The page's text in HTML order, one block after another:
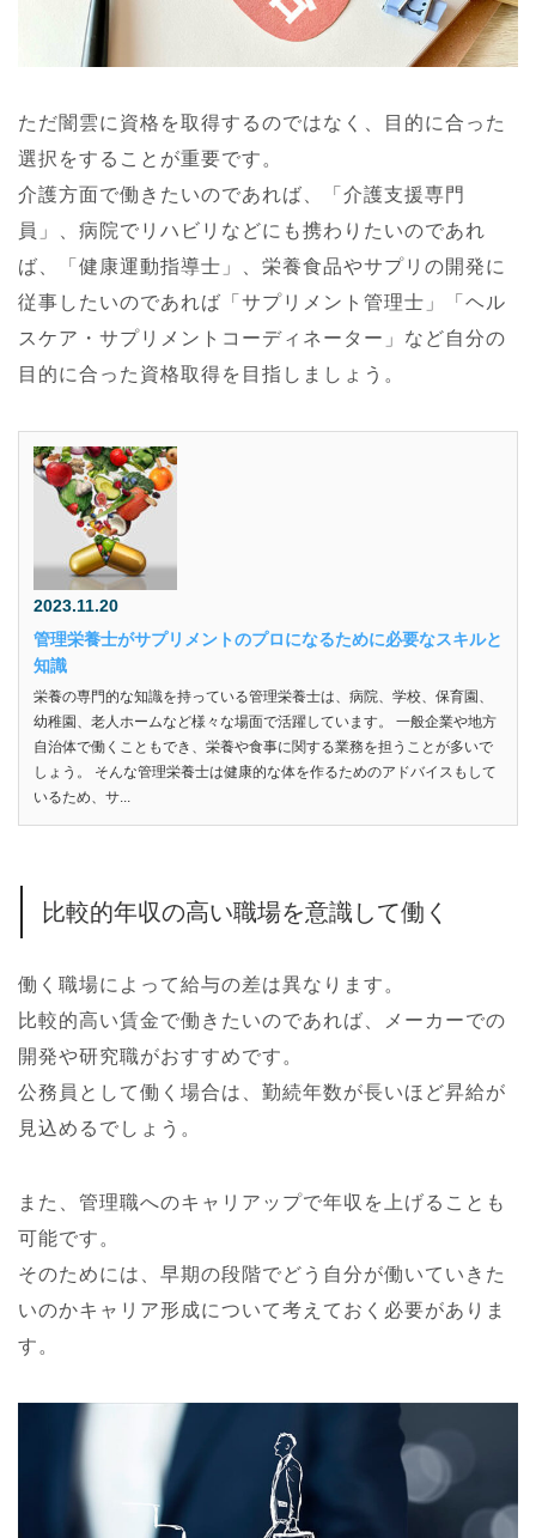
ただ闇雲に資格を取得するのではなく、目的に合った
選択をすることが重要です。
介護方面で働きたいのであれば、「介護支援専門
員」、病院でリハビリなどにも携わりたいのであれ
ば、「健康運動指導士」、栄養食品やサプリの開発に
従事したいのであれば「サプリメント管理士」「ヘル
スケア・サプリメントコーディネーター」など自分の
目的に合った資格取得を目指しましょう。
2023.11.20
管理栄養士がサプリメントのプロになるために必要なスキルと
知識
栄養の専門的な知識を持っている管理栄養士は、病院、学校、保育園、
幼稚園、老人ホームなど様々な場面で活躍しています。 一般企業や地方
自治体で働くこともでき、栄養や食事に関する業務を担うことが多いで
しょう。 そんな管理栄養士は健康的な体を作るためのアドバイスもして
いるため、サ...
比較的年収の高い職場を意識して働く
働く職場によって給与の差は異なります。
比較的高い賃金で働きたいのであれば、メーカーでの
開発や研究職がおすすめです。
公務員として働く場合は、勤続年数が長いほど昇給が
見込めるでしょう。
また、管理職へのキャリアップで年収を上げることも
可能です。
そのためには、早期の段階でどう自分が働いていきた
いのかキャリア形成について考えておく必要がありま
す。